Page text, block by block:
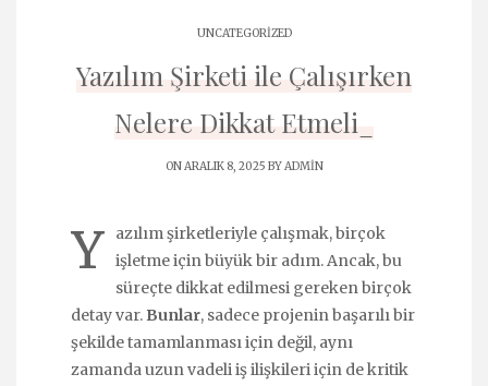
UNCATEGORIZED
Yazılım Şirketi ile Çalışırken
Nelere Dikkat Etmeli_
ON ARALIK 8, 2025 BYADMIN
Y
azılım şirketleriyle çalışmak, birçok
işletme için büyük bir adım. Ancak, bu
süreçte dikkat edilmesi gereken birçok
detay var. Bunlar, sadece projenin başarılı bir
şekilde tamamlanması için değil, aynı
zamanda uzun vadeli iş ilişkileri için de kritik